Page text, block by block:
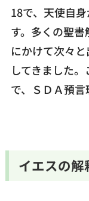
18で、天使自
す。多くの聖
にかけて次々
してきました
で、ＳＤＡ預言
イエスの解